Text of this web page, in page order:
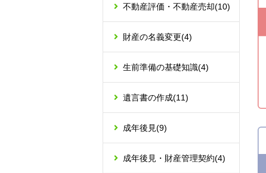
不動産評価・不動産売却(10)
財産の名義変更(4)
生前準備の基礎知識(4)
遺言書の作成(11)
成年後見(9)
成年後見・財産管理契約(4)